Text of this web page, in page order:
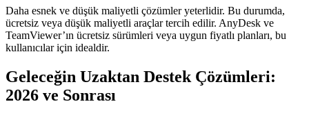
Daha esnek ve düşük maliyetli çözümler yeterlidir. Bu durumda,
ücretsiz veya düşük maliyetli araçlar tercih edilir. AnyDesk ve
TeamViewer’ın ücretsiz sürümleri veya uygun fiyatlı planları, bu
kullanıcılar için idealdir.
Geleceğin Uzaktan Destek Çözümleri:
2026 ve Sonrası